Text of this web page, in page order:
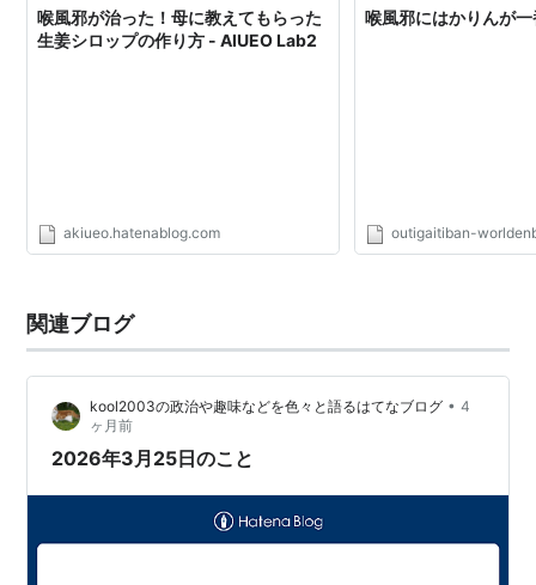
喉風邪が治った！母に教えてもらった
生姜シロップの作り方 - AIUEO Lab2
akiueo.hatenablog.com
喉風邪にはかりんが
outigaitiban-
関連ブログ
kool2003の政治や趣味などを色々と語るはてなブログ • 4
ヶ月前
2026年3月25日のこと